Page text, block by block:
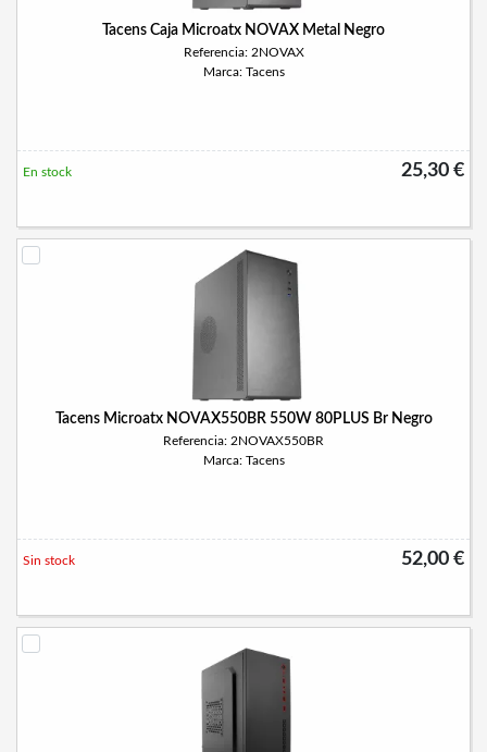
Tacens Caja Microatx NOVAX Metal Negro
Referencia: 2NOVAX
Marca: Tacens
25,30 €
En stock
Tacens Microatx NOVAX550BR 550W 80PLUS Br Negro
Referencia: 2NOVAX550BR
Marca: Tacens
52,00 €
Sin stock